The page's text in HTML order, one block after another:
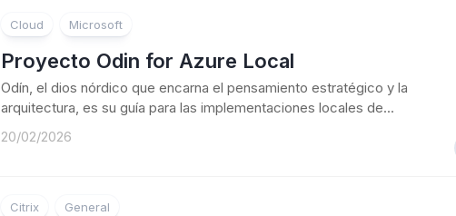
Cloud Microsoft
Proyecto Odin for Azure Local
Odín, el dios nórdico que encarna el pensamiento estratégico y la
arquitectura, es su guía para las implementaciones locales de...
20/02/2026
Citrix General